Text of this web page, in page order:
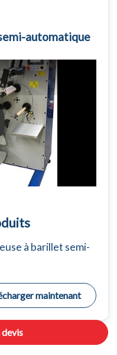
automatique
à barillet semi-
à barillet semi-
maintenant
devis